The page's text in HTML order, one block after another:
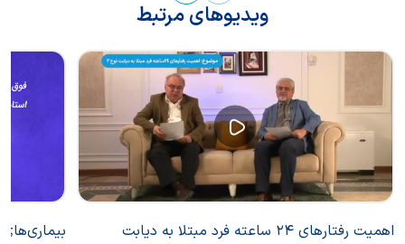
ویدیوهای مرتبط
اهمیت رفتارهای 24 ساعته فرد مبتلا به دیابت